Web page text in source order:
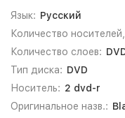
Язык: Русский
Количество
Количество слоев:
Тип диска: DVD
Носитель: 2 dvd-r
Оригинальное назв.: